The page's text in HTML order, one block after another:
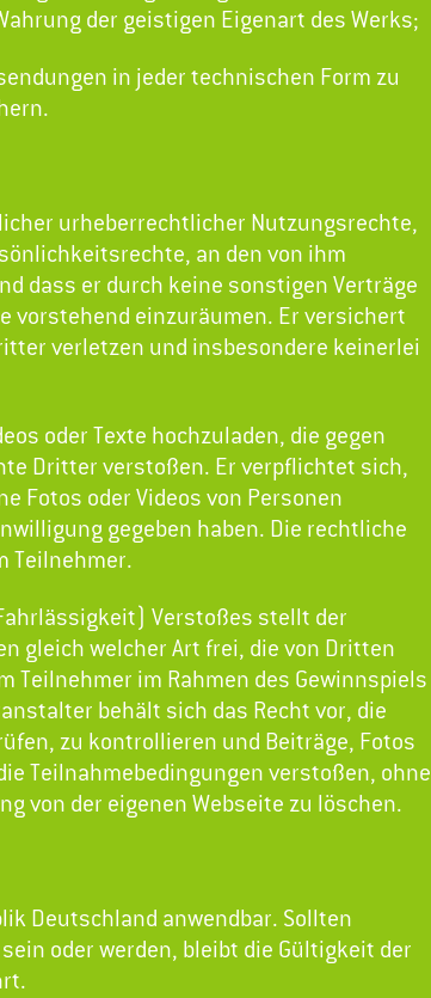
der geistigen Eigenart des Werks;
in jeder technischen Form zu
urheberrechtlicher Nutzungsrechte,
an den von ihm
dass er durch keine sonstigen Verträge
vorstehend einzuräumen. Er versichert
verletzen und insbesondere keinerlei
oder Texte hochzuladen, die gegen
Dritter verstoßen. Er verpflichtet sich,
Fotos oder Videos von Personen
gegeben haben. Die rechtliche
Teilnehmer.
Verstoßes stellt der
gleich welcher Art frei, die von Dritten
Teilnehmer im Rahmen des Gewinnspiels
behält sich das Recht vor, die
zu kontrollieren und Beiträge, Fotos
Teilnahmebedingungen verstoßen, ohne
von der eigenen Webseite zu löschen.
Deutschland anwendbar. Sollten
oder werden, bleibt die Gültigkeit der